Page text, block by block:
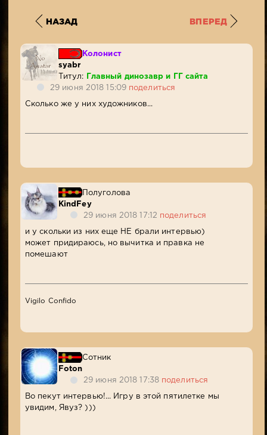
НАЗАД ВПЕРЕД
Колонист
syabr
Титул:
Главный динозавр и ГГ сайта
29 июня 2018 15:09 поделиться
Сколько же у них художников...
Полуголова
KindFey
29 июня 2018 17:12 поделиться
и у скольки из них еще НЕ брали интервью)
может придираюсь, но вычитка и правка не
помешают
Vigilo Confido
Сотник
Foton
29 июня 2018 17:38 поделиться
Во пекут интервью!... Игру в этой пятилетке мы
увидим, Явуз? )))